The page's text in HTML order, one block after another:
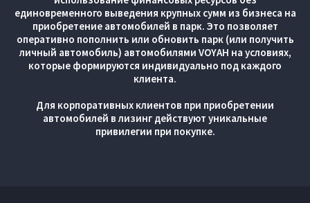
единовременного выведения крупных сумм из бизнеса на
приобретение автомобилей в парк. Это позволяет
оперативно пополнить или обновить парк (или получить
личный автомобиль) автомобилями VOYAH на условиях,
которые формируются индивидуально под каждого
клиента.
Для корпоративных клиентов при приобретении
автомобилей в лизинг действуют уникальные
привилегии при покупке.